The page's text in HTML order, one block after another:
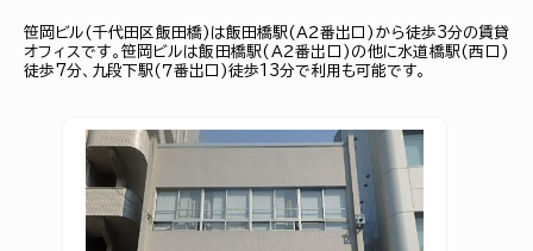
笹岡ビル(千代田区飯田橋)は飯田橋駅(Ａ２番出口)から徒歩3分の賃貸
オフィスです。笹岡ビルは飯田橋駅(Ａ２番出口)の他に水道橋駅(西口)
徒歩7分、九段下駅(７番出口)徒歩13分で利用も可能です。